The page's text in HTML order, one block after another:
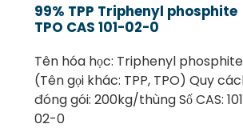
99% TPP Triphenyl phosphite
TPO CAS 101-02-0
Tên hóa học: Triphenyl phosphite
(Tên gọi khác: TPP, TPO) Quy
đóng gói: 200kg/thùng Số CAS:
02-0